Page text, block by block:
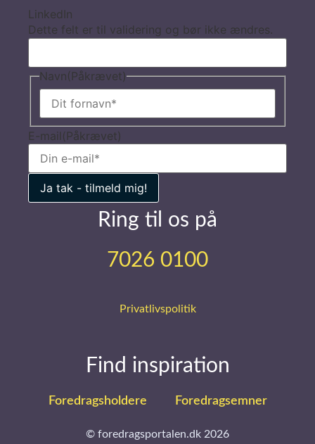
LinkedIn
Dette felt er til validering og bør ikke ændres.
Navn(Påkrævet)
E-mail (Påkrævet)
Ring til os på
7026 0100
Privatlivspolitik
Find inspiration
Foredragsholdere Foredragsemner
© foredragsportalen.dk 2026